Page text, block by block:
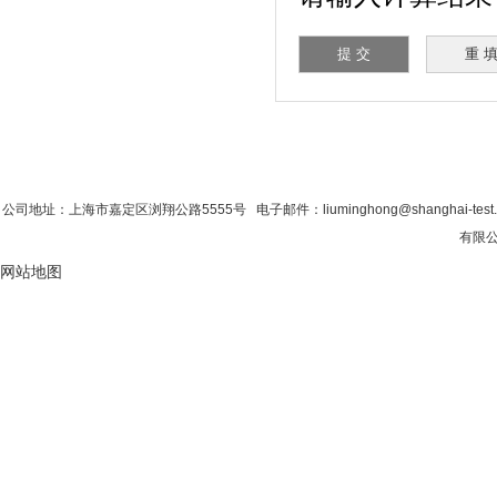
公司地址：上海市嘉定区浏翔公路5555号 电子邮件：liuminghong@shanghai-
有限
网站地图